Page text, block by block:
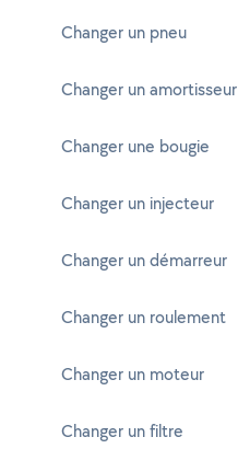
Changer un pneu
Changer un amortisseur
Changer une bougie
Changer un injecteur
Changer un démarreur
Changer un roulement
Changer un moteur
Changer un filtre